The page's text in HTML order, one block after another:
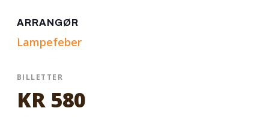
ARRANGØR
Lampefeber
BILLETTER
KR 580